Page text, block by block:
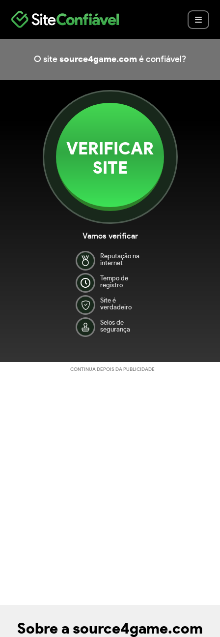
O site source4game.com é confiável?
VERIFICAR
SITE
Vamos verificar
Reputação na
internet
Tempo de
registro
Site é
verdadeiro
Selos de
segurança
CONTINUA DEPOIS DA PUBLICIDADE
Sobre a source4game.com